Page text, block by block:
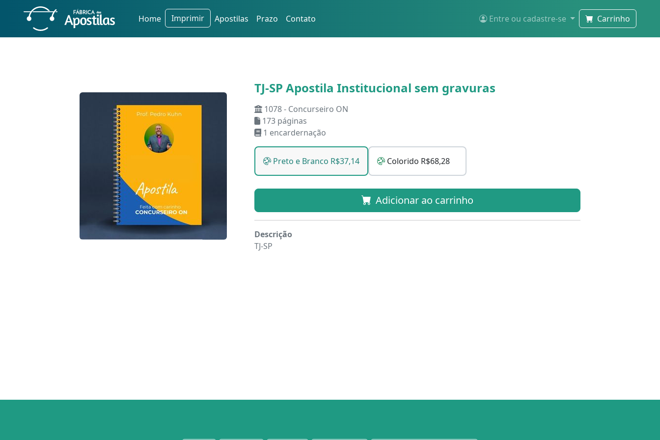
Home Imprimir Apostilas Prazo Contato Entre ou cadastre-se Carrinho
TJ-SP Apostila Institucional sem gravuras
1078 - Concurseiro ON
173 páginas
1 encardernação
Preto e Branco R$37,14 Colorido R$68,28
Adicionar ao carrinho
Descrição
TJ-SP